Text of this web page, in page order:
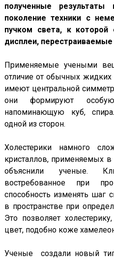
полученные
поколение техники с
пучком света, к которой
дисплеи,
Применяемые учеными
отличие от обычных жидких
имеют центральной
они формируют
напоминающую куб,
одной из сторон.
Холестерики намного
кристаллов, применяемых
объяснили ученые.
востребованное при
способность изменять шаг
в пространстве при
Это позволяет
цвет, подобно коже
Ученые создали новый